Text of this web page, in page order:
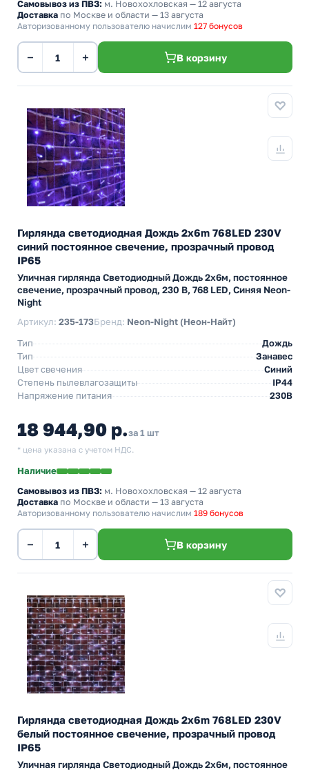
Самовывоз из ПВЗ: м. Новохохловская — 12 августа
Доставка по Москве и области — 13 августа
Авторизованному пользователю начислим 127 бонусов
− + В корзину
Гирлянда светодиодная Дождь 2x6m 768LED 230V
синий постоянное свечение, прозрачный провод
IP65
Уличная гирлянда Светодиодный Дождь 2х6м, постоянное
свечение, прозрачный провод, 230 В, 768 LED, Синяя Neon-
Night
Артикул: 235-173Бренд: Neon-Night (Неон-Найт)
Тип
Дождь
Тип
Занавес
Цвет свечения
Синий
Степень пылевлагозащиты
IP44
Напряжение питания
230В
18 944,90 р.за 1 шт
* цена указана с учетом НДС.
Наличие
Самовывоз из ПВЗ: м. Новохохловская — 12 августа
Доставка по Москве и области — 13 августа
Авторизованному пользователю начислим 189 бонусов
− + В корзину
Гирлянда светодиодная Дождь 2x6m 768LED 230V
белый постоянное свечение, прозрачный провод
IP65
Уличная гирлянда Светодиодный Дождь 2х6м, постоянное